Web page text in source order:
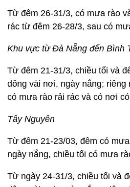
Từ đêm 26-31/3, có mưa rào
rác từ đêm 26-28/3, sau có
Khu vực từ Đà Nẵng đến Bình
Từ đêm 21-31/3, chiều tối và
dông vài nơi, ngày nắng; riêng
có mưa rào rải rác và có nơi
Tây Nguyên
Từ đêm 21-23/03, đêm có
ngày nắng, chiều tối có mưa
Từ ngày 24-31/3, chiều tối và